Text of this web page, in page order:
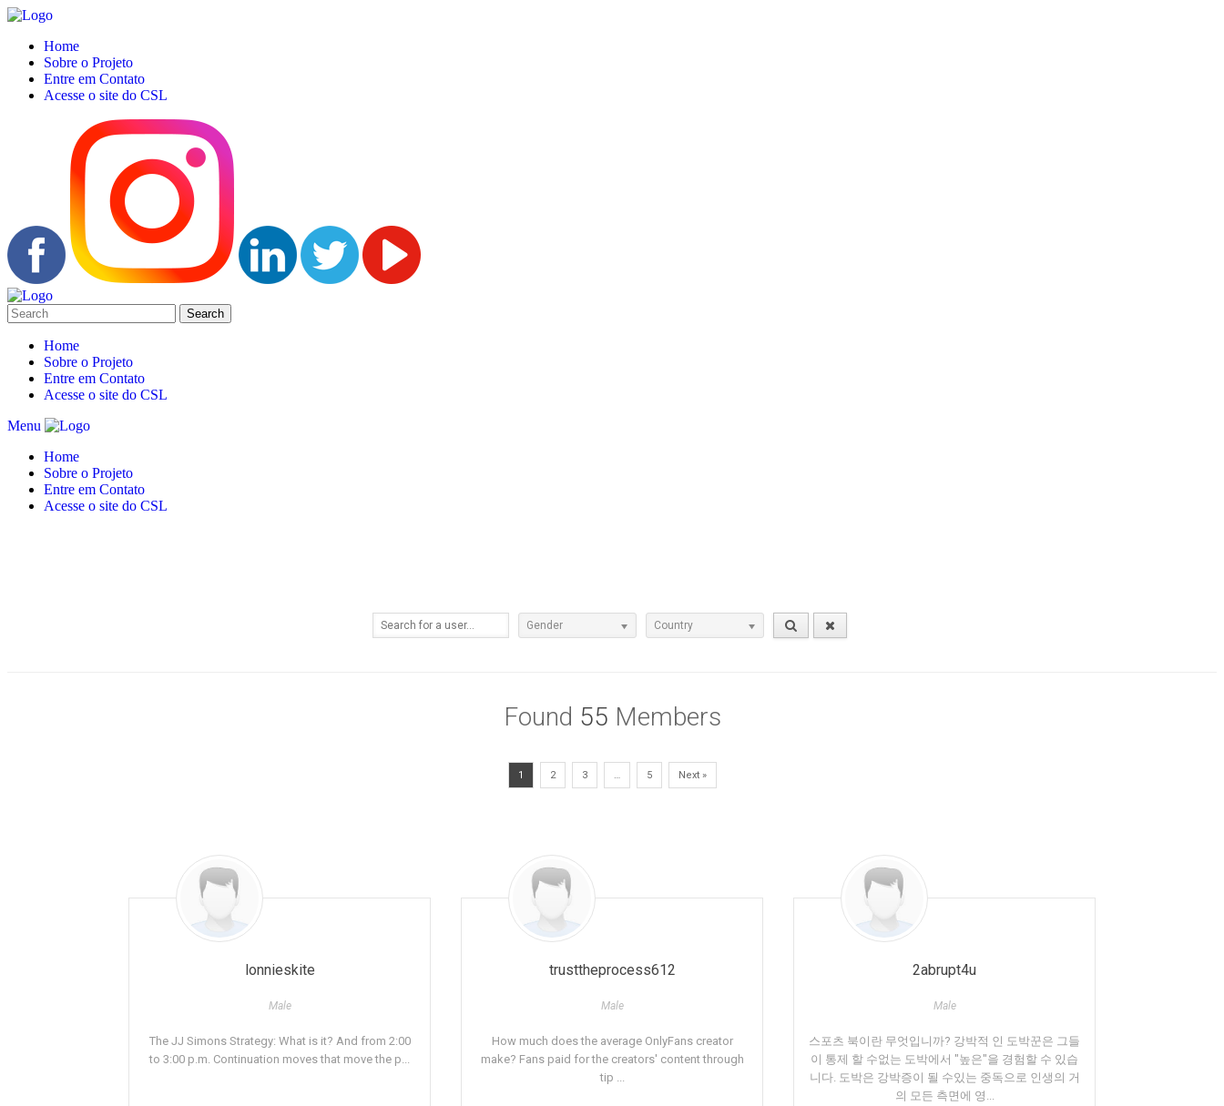
Home
Sobre o Projeto
Entre em Contato
Acesse o site do CSL
Home
Sobre o Projeto
Entre em Contato
Acesse o site do CSL
Menu
Home
Sobre o Projeto
Entre em Contato
Acesse o site do CSL
Gender Country
Found 55 Members
1 2 3 … 5 Next »
lonnieskite
Male
The JJ Simons Strategy: What is it? And from 2:00
to 3:00 p.m. Continuation moves that move the p...
trusttheprocess612
Male
How much does the average OnlyFans creator
make? Fans paid for the creators' content through
tip ...
2abrupt4u
Male
스포츠 북이란 무엇입니까? 강박적 인 도박꾼은 그들
이 통제 할 수없는 도박에서 "높은"을 경험할 수 있습
니다. 도박은 강박증이 될 수있는 중독으로 인생의 거
의 모든 측면에 영...